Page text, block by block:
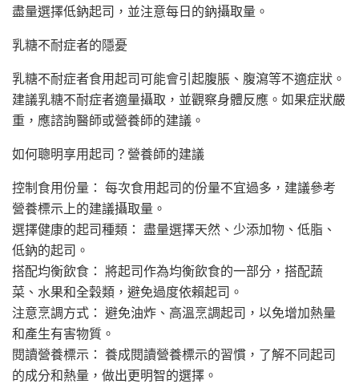
盡量選擇低鈉起司，並注意每日的鈉攝取量。
乳糖不耐症者的隱憂
乳糖不耐症者食用起司可能會引起腹脹、腹瀉等不適症狀。
建議乳糖不耐症者適量攝取，並觀察身體反應。如果症狀嚴
重，應諮詢醫師或營養師的建議。
如何聰明享用起司？營養師的建議
控制食用份量： 每次食用起司的份量不宜過多，建議參考
營養標示上的建議攝取量。
選擇健康的起司種類： 盡量選擇天然、少添加物、低脂、
低鈉的起司。
搭配均衡飲食： 將起司作為均衡飲食的一部分，搭配蔬
菜、水果和全穀類，避免過度依賴起司。
注意烹調方式： 避免油炸、高溫烹調起司，以免增加熱量
和產生有害物質。
閱讀營養標示： 養成閱讀營養標示的習慣，了解不同起司
的成分和熱量，做出更明智的選擇。